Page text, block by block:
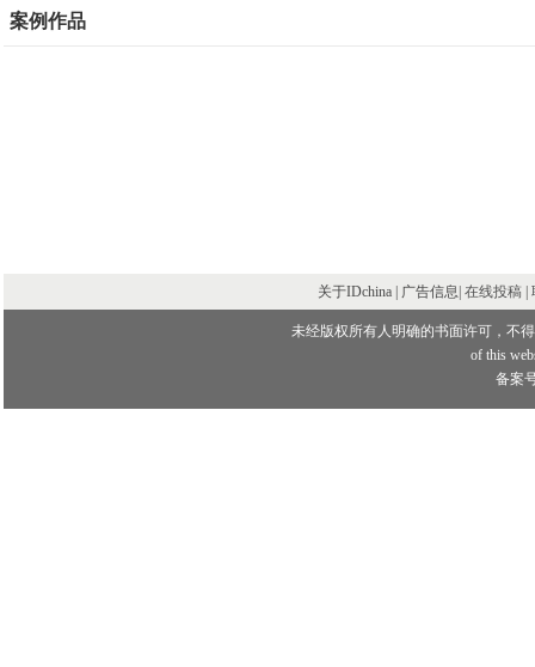
案例作品
关于IDchina | 广告信息| 在线投稿
未经版权所有人明确的书面许可，不
of this
备案